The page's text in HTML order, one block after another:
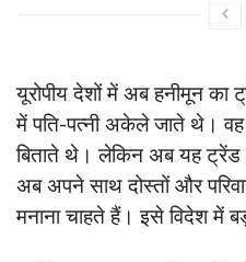
यूरोपीय देशों में अब हनीमून का
में पति-पत्नी अकेले जाते थे।
बिताते थे। लेकिन अब यह ट्रेंड
अब अपने साथ दोस्तों और
मनाना चाहते हैं। इसे विदेश में